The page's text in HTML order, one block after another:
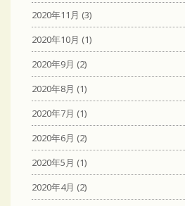
2020年11月 (3)
2020年10月 (1)
2020年9月 (2)
2020年8月 (1)
2020年7月 (1)
2020年6月 (2)
2020年5月 (1)
2020年4月 (2)